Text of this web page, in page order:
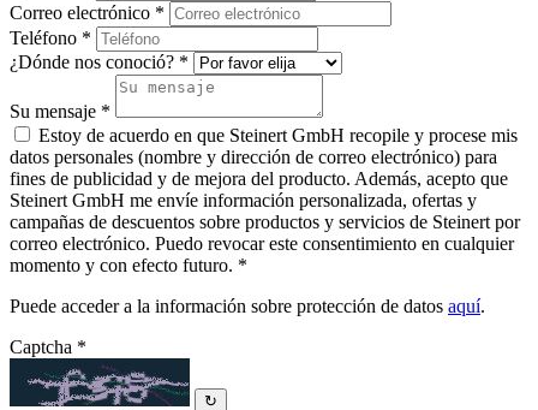
Correo electrónico *
Teléfono *
¿Dónde nos conoció? *
Su mensaje *
Estoy de acuerdo en que Steinert GmbH recopile y procese mis
datos personales (nombre y dirección de correo electrónico) para
fines de publicidad y de mejora del producto. Además, acepto que
Steinert GmbH me envíe información personalizada, ofertas y
campañas de descuentos sobre productos y servicios de Steinert por
correo electrónico. Puedo revocar este consentimiento en cualquier
momento y con efecto futuro. *
Puede acceder a la información sobre protección de datos aquí.
Captcha *
↻